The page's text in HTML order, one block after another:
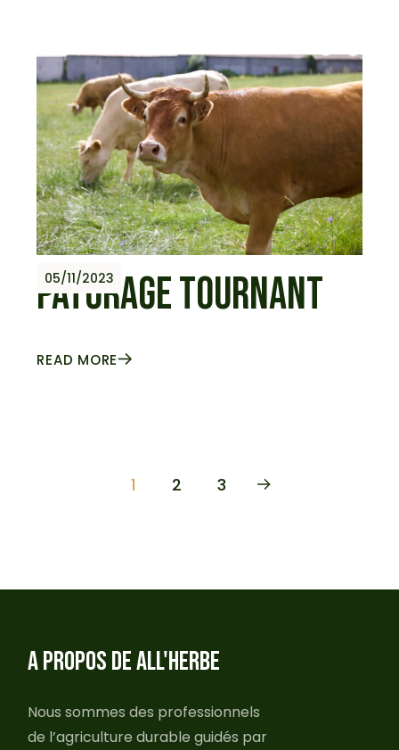
05/11/2023
PÂTURAGE TOURNANT
READ MORE
1 2 3
A PROPOS DE ALL'HERBE
Nous sommes des professionnels
de l’agriculture durable guidés par